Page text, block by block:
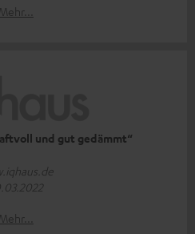
Mehr...
und gut gedämmt“
Mehr...